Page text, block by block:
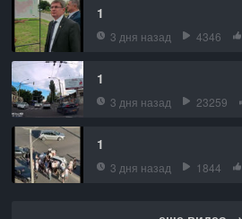
1
3 дня назад 4346
1
3 дня назад 23259
1
3 дня назад 1844